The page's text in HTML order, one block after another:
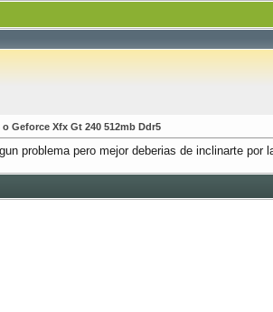
Geforce Xfx Gt 240 512mb Ddr5
problema pero mejor deberias de inclinarte